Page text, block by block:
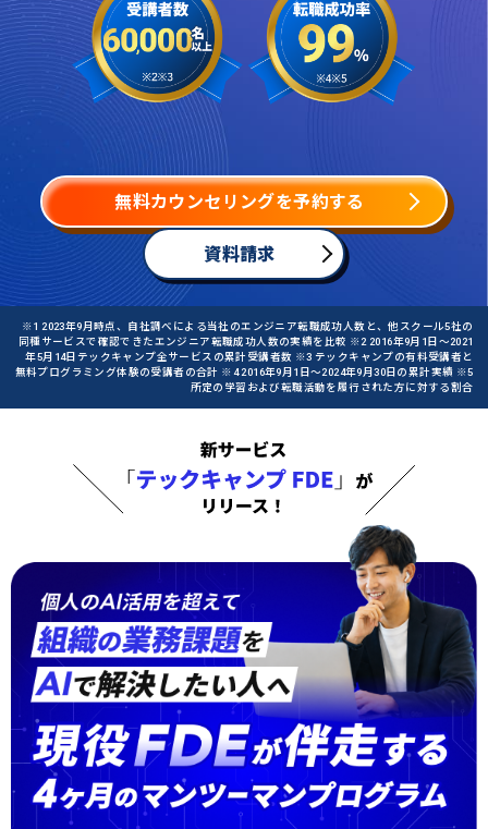
無料カウンセリングを予約する
資料請求
※1 2023年9月時点、自社調べによる当社のエンジニア転職成功人数と、他スクール5社の
同種サービスで確認できたエンジニア転職成功人数の実績を比較 ※2 2016年9月1日〜2021
年5月14日テックキャンプ全サービスの累計受講者数 ※3 テックキャンプの有料受講者と
無料プログラミング体験の受講者の合計 ※4 2016年9月1日〜2024年9月30日の累計実績 ※5
所定の学習および転職活動を履行された方に対する割合